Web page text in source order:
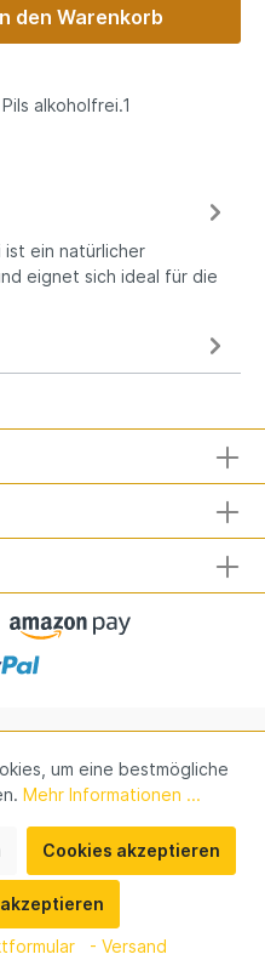
den Warenkorb
alkoholfrei.1
ist ein natürlicher
eignet sich ideal für die
Impressum Newsletter
Mehrwertsteuer zzgl.
wenn nicht
stehen.
um eine bestmögliche
Mehr Informationen ...
Cookies akzeptieren
- Versand